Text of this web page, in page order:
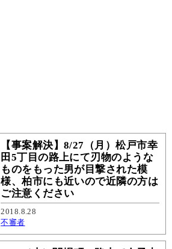
【事案解決】8/27（月）松戸市幸
田5丁目の路上にて刃物のような
ものをもった男が目撃された模
様、柏市にも近いので近隣の方は
ご注意ください
2018.8.28
不審者